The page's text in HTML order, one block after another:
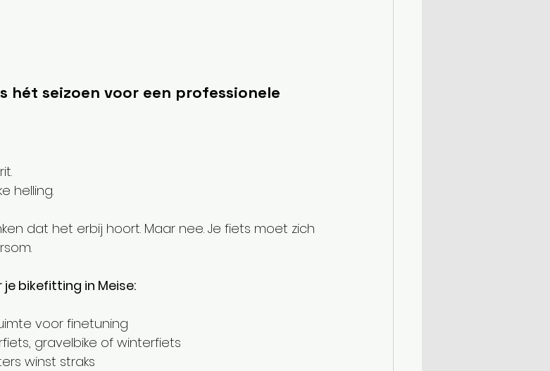
hét seizoen voor een professionele
helling.
dat het erbij hoort. Maar nee. Je fiets moet zich
bikefitting in Meise:
voor finetuning
gravelbike of winterfiets
winst straks